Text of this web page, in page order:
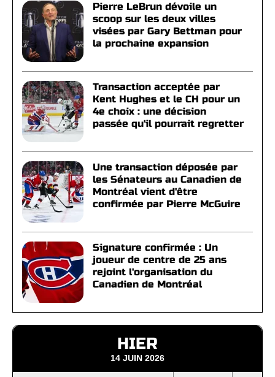
Pierre LeBrun dévoile un
scoop sur les deux villes
visées par Gary Bettman pour
la prochaine expansion
Transaction acceptée par
Kent Hughes et le CH pour un
4e choix : une décision
passée qu'il pourrait regretter
Une transaction déposée par
les Sénateurs au Canadien de
Montréal vient d'être
confirmée par Pierre McGuire
Signature confirmée : Un
joueur de centre de 25 ans
rejoint l'organisation du
Canadien de Montréal
HIER
14 JUIN 2026